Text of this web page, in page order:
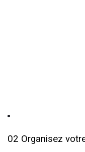
02 Organisez